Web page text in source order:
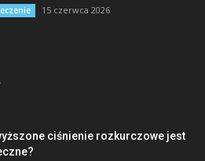
15 czerwca 2026
ciśnienie rozkurczowe jest